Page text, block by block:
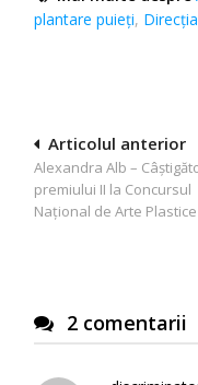
plantare puieți,
Navigare
în
articole
Articolul anterior
Alexandra Alb –
premiului II la Concursul
Naţional de Arte Plastice
2 comentarii